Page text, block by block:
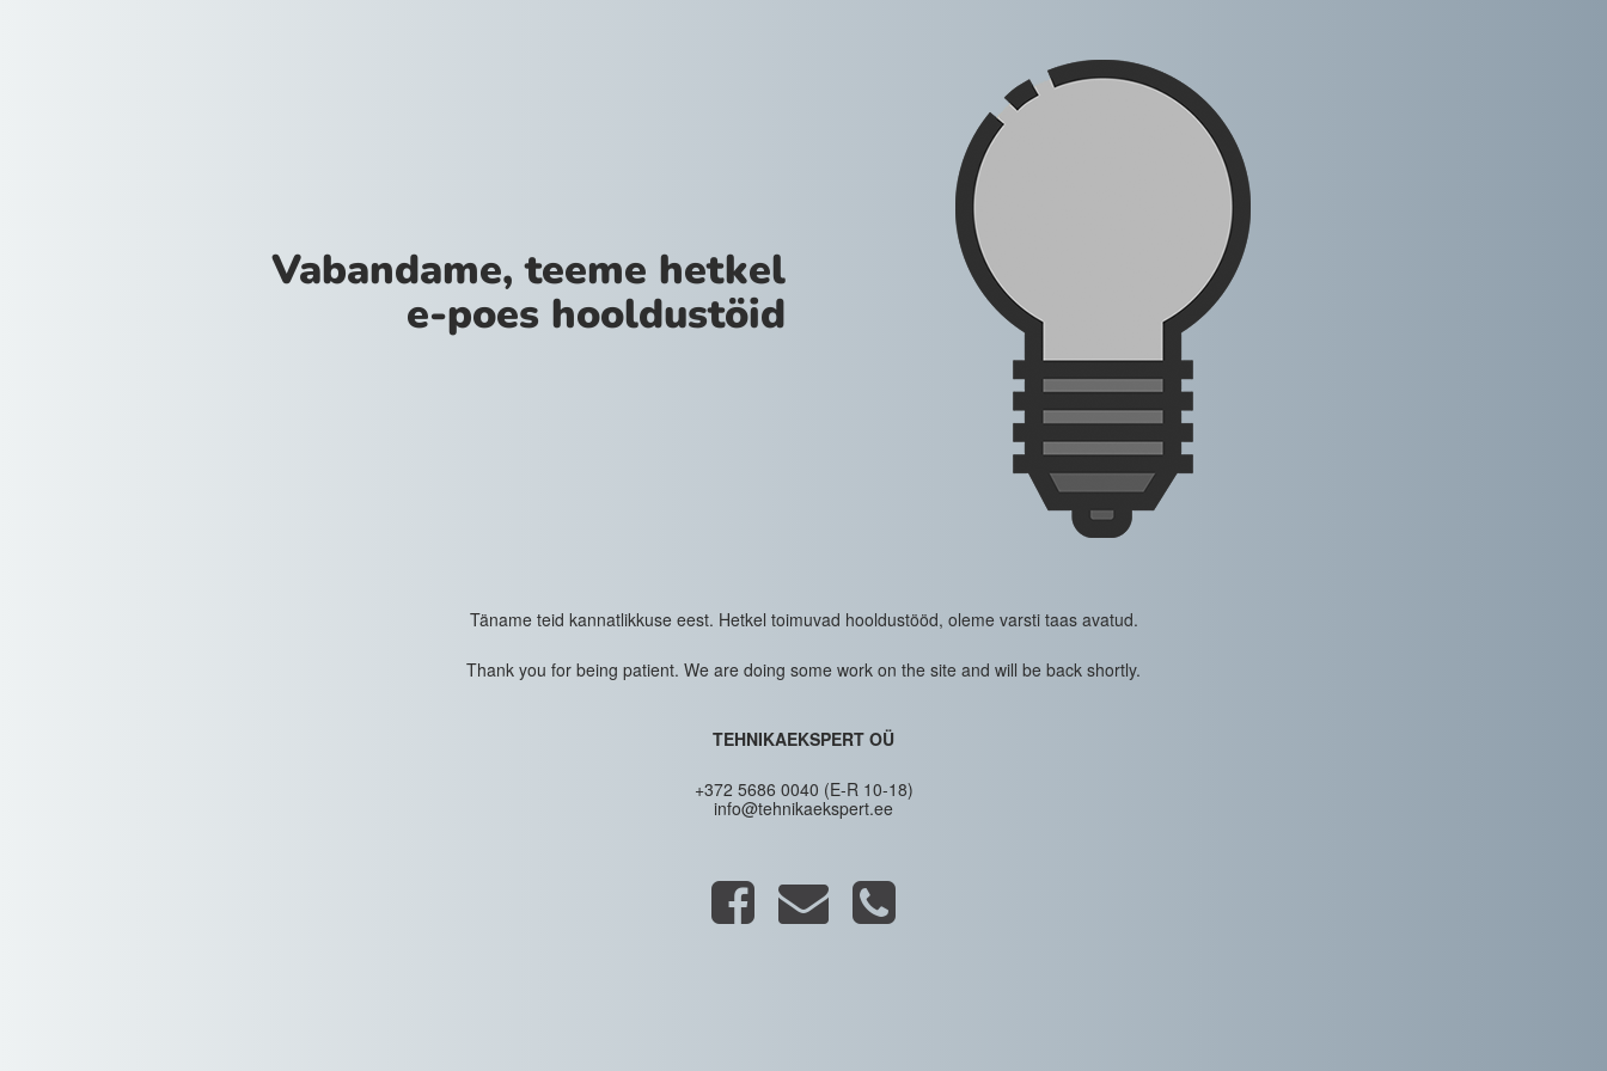
Vabandame, teeme hetkel
e-poes hooldustöid
Täname teid kannatlikkuse eest. Hetkel toimuvad hooldustööd, oleme varsti taas avatud.
Thank you for being patient. We are doing some work on the site and will be back shortly.
TEHNIKAEKSPERT OÜ
+372 5686 0040 (E-R 10-18)
info@tehnikaekspert.ee